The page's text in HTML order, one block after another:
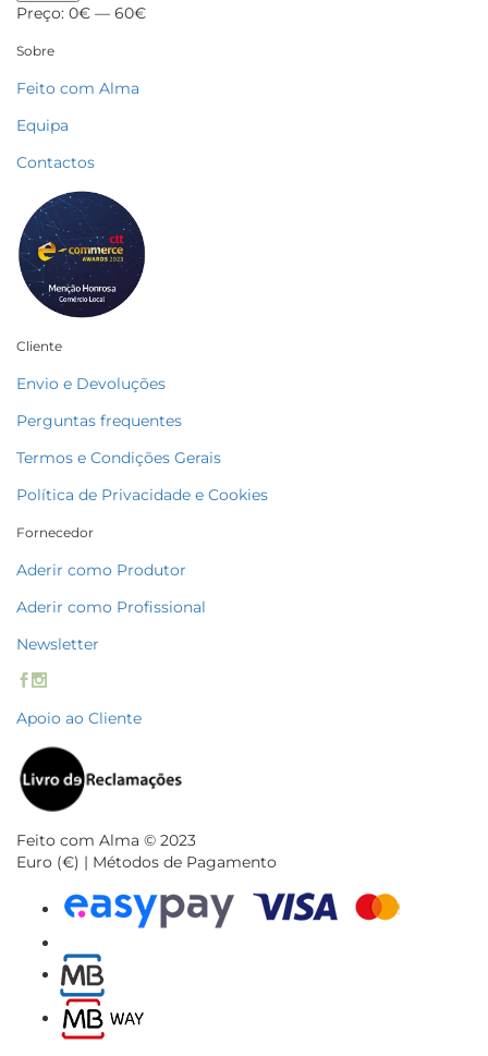
Preço: 0€ — 60€
Sobre
Feito com Alma
Equipa
Contactos
Cliente
Envio e Devoluções
Perguntas frequentes
Termos e Condições Gerais
Política de Privacidade e Cookies
Fornecedor
Aderir como Produtor
Aderir como Profissional
Newsletter
Apoio ao Cliente
Feito com Alma © 2023
Euro (€) | Métodos de Pagamento